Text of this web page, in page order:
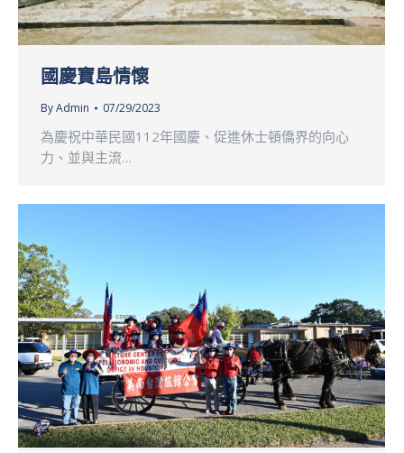
國慶寶島情懷
ByAdmin 07/29/2023
為慶祝中華民國112年國慶、促進休士頓僑界的向心
力、並與主流…